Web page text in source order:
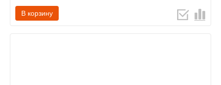
В корзину